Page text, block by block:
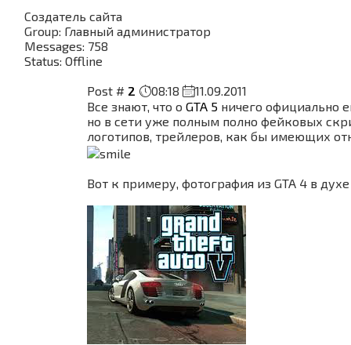
Создатель сайта
Group: Главный администратор
Messages: 758
Status: Offline
Post # 2 08:18
11.09.2011
Все знают, что о GTA 5 ничего официально
но в сети уже полным полно фейковых
логотипов, трейлеров, как бы имеющих
Вот к примеру, фотография из GTA 4 в духе